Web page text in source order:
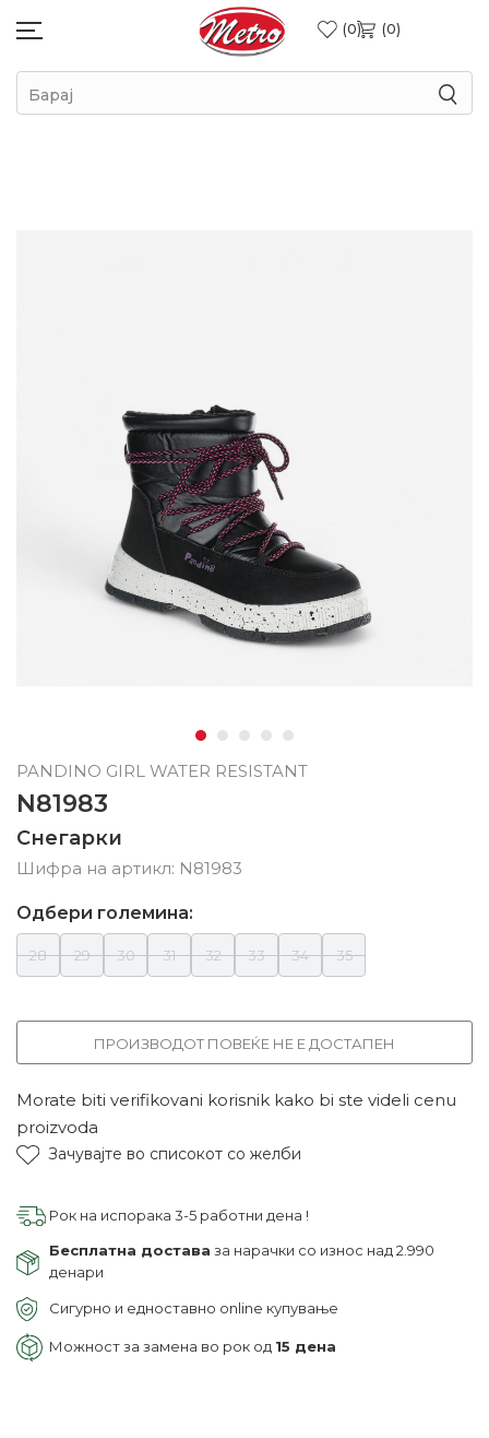
0 0
Барај
PANDINO GIRL WATER RESISTANT
N81983
Снегарки
Шифра на артикл: N81983
Одбери големина:
28 29 30 31 32 33 34 35
ПРОИЗВОДОТ ПОВЕЌЕ НЕ Е ДОСТАПЕН
Morate biti verifikovani korisnik kako bi ste videli cenu
proizvoda
Зачувајте во списокот со желби
Рок на испорака 3-5 работни дена !
Бесплатна достава за нарачки со износ над 2.990
денари
Сигурно и едноставно online купување
Можност за замена во рок од 15 дена